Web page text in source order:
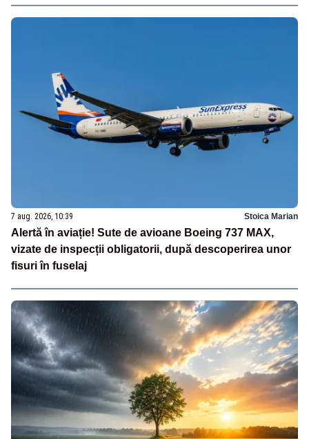
7 aug. 2026, 10:39 Stoica Marian
Alertă în aviație! Sute de avioane Boeing 737 MAX,
vizate de inspecții obligatorii, după descoperirea unor
fisuri în fuselaj